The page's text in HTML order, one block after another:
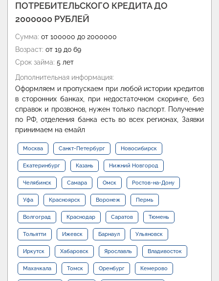
ПОТРЕБИТЕЛЬСКОГО КРЕДИТА ДО
2000000 РУБЛЕЙ
Сумма: от 100000 до 2000000
Возраст: от 19 до 69
Срок займа: 5 лет
Дополнительная информация:
Оформляем и пропускаем при любой истории кредитов
в сторонних банках, при недостаточном скоринге, без
справок и прозвонов, нужен только паспорт. Получение
по РФ, отделения банка есть во всех регионах, Заявки
принимаем на емайл
Москва Санкт-Петербург Новосибирск
Екатеринбург Казань Нижний Новгород
Челябинск Самара Омск Ростов-на-Дону
Уфа Красноярск Воронеж Пермь
Волгоград Краснодар Саратов Тюмень
Тольятти Ижевск Барнаул Ульяновск
Иркутск Хабаровск Ярославль Владивосток
Махачкала Томск Оренбург Кемерово